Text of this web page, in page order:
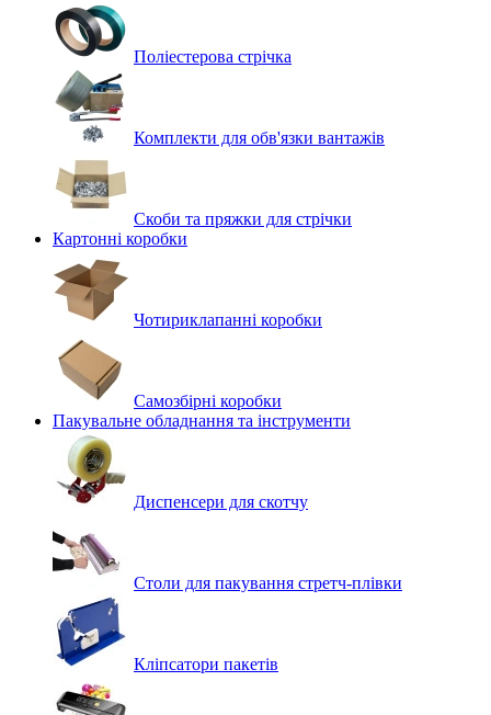
Поліестерова стрічка
Комплекти для обв'язки вантажів
Скоби та пряжки для стрічки
Картонні коробки
Чотириклапанні коробки
Самозбірні коробки
Пакувальне обладнання та інструменти
Диспенсери для скотчу
Столи для пакування стретч-плівки
Кліпсатори пакетів